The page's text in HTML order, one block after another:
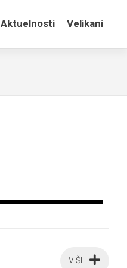
Aktuelnosti Velikani
VIŠE